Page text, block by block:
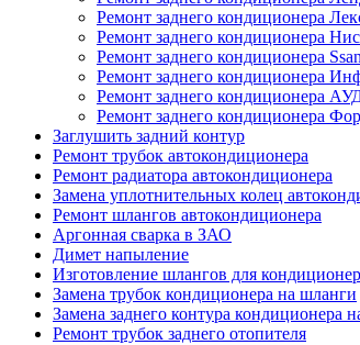
Ремонт заднего кондиционера
Ремонт заднего кондиционера
Ремонт заднего кондиционера
Ремонт заднего кондиционера
Ремонт заднего кондиционера
Ремонт заднего кондиционера
Заглушить задний контур
Ремонт трубок автокондиционера
Ремонт радиатора автокондиционера
Замена уплотнительных колец
Ремонт шлангов автокондиционера
Аргонная сварка в ЗАО
Димет напыление
Изготовление шлангов для
Замена трубок кондиционера на шланги
Замена заднего контура кондиционера
Ремонт трубок заднего отопителя